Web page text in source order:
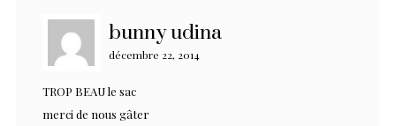
bunny udina
décembre 22, 2014
TROP BEAU le sac
merci de nous gâter